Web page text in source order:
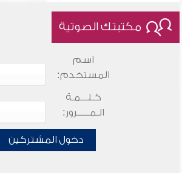
مكتبتك الصوتية
اسم
المستخدم:
كـلـــمـة
الـمـــــرور:
دخول المشتركين